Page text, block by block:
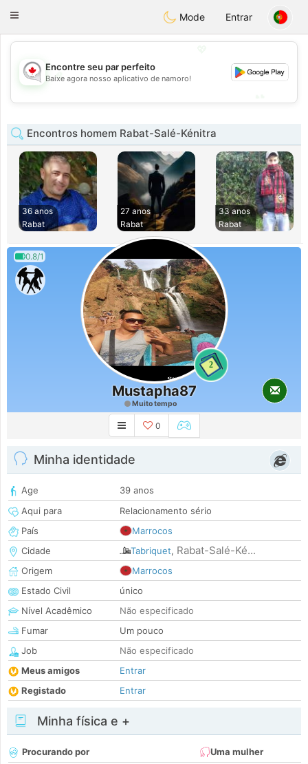
CANADIANchat
Toggle
Mode Entrar
💖
💕
Encontre seu par perfeito
Baixe agora nosso aplicativo de namoro!
Encontros homem Rabat-Salé-Kénitra
36 anos
Rabat
27 anos
Rabat
33 anos
Rabat
0.8/1
2
Mustapha87
Muito tempo
0
Minha identidade
Age
39 anos
Aqui para
Relacionamento sério
País
Marrocos
Cidade
Tabriquet, Rabat-Salé-Ké...
Origem
Marrocos
Estado Civil
único
Nível Acadêmico
Não especificado
Fumar
Um pouco
Job
Não especificado
Meus amigos
Entrar
Registado
Entrar
Minha física e +
Procurando por
Uma mulher